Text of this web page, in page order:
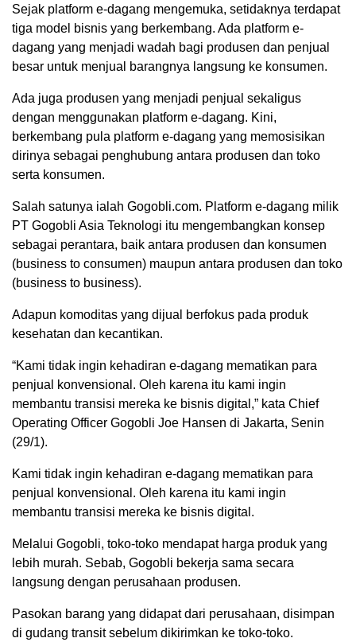
Sejak platform e-dagang mengemuka, setidaknya terdapat
tiga model bisnis yang berkembang. Ada platform e-
dagang yang menjadi wadah bagi produsen dan penjual
besar untuk menjual barangnya langsung ke konsumen.
Ada juga produsen yang menjadi penjual sekaligus
dengan menggunakan platform e-dagang. Kini,
berkembang pula platform e-dagang yang memosisikan
dirinya sebagai penghubung antara produsen dan toko
serta konsumen.
Salah satunya ialah Gogobli.com. Platform e-dagang milik
PT Gogobli Asia Teknologi itu mengembangkan konsep
sebagai perantara, baik antara produsen dan konsumen
(business to consumen) maupun antara produsen dan toko
(business to business).
Adapun komoditas yang dijual berfokus pada produk
kesehatan dan kecantikan.
“Kami tidak ingin kehadiran e-dagang mematikan para
penjual konvensional. Oleh karena itu kami ingin
membantu transisi mereka ke bisnis digital,” kata Chief
Operating Officer Gogobli Joe Hansen di Jakarta, Senin
(29/1).
Kami tidak ingin kehadiran e-dagang mematikan para
penjual konvensional. Oleh karena itu kami ingin
membantu transisi mereka ke bisnis digital.
Melalui Gogobli, toko-toko mendapat harga produk yang
lebih murah. Sebab, Gogobli bekerja sama secara
langsung dengan perusahaan produsen.
Pasokan barang yang didapat dari perusahaan, disimpan
di gudang transit sebelum dikirimkan ke toko-toko.